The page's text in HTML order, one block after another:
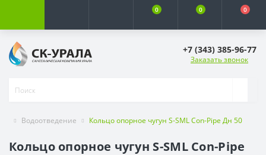
0 0 0
+7 (343) 385-96-77
Заказать звонок
Водоотведение Кольцо опорное чугун S-SML Con-Pipe Дн 50
Кольцо опорное чугун S-SML Con-Pipe